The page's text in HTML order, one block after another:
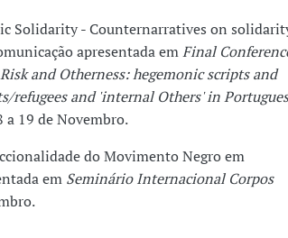
Solidarity - Counternarratives on
apresentada emFinal
and Otherness: hegemonic scripts and
refugees and 'internal Others' in
a 19 de Novembro.
do Movimento Negro em
em Seminário Internacional Corpos